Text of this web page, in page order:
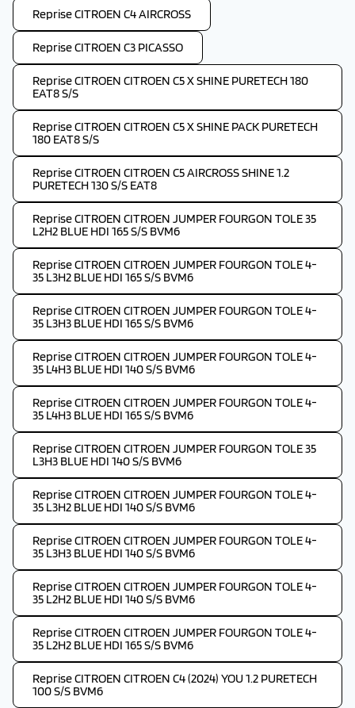
Reprise CITROEN C4 AIRCROSS
Reprise CITROEN C3 PICASSO
Reprise CITROEN CITROEN C5 X SHINE PURETECH 180
EAT8 S/S
Reprise CITROEN CITROEN C5 X SHINE PACK PURETECH
180 EAT8 S/S
Reprise CITROEN CITROEN C5 AIRCROSS SHINE 1.2
PURETECH 130 S/S EAT8
Reprise CITROEN CITROEN JUMPER FOURGON TOLE 35
L2H2 BLUE HDI 165 S/S BVM6
Reprise CITROEN CITROEN JUMPER FOURGON TOLE 4-
35 L3H2 BLUE HDI 165 S/S BVM6
Reprise CITROEN CITROEN JUMPER FOURGON TOLE 4-
35 L3H3 BLUE HDI 165 S/S BVM6
Reprise CITROEN CITROEN JUMPER FOURGON TOLE 4-
35 L4H3 BLUE HDI 140 S/S BVM6
Reprise CITROEN CITROEN JUMPER FOURGON TOLE 4-
35 L4H3 BLUE HDI 165 S/S BVM6
Reprise CITROEN CITROEN JUMPER FOURGON TOLE 35
L3H3 BLUE HDI 140 S/S BVM6
Reprise CITROEN CITROEN JUMPER FOURGON TOLE 4-
35 L3H2 BLUE HDI 140 S/S BVM6
Reprise CITROEN CITROEN JUMPER FOURGON TOLE 4-
35 L3H3 BLUE HDI 140 S/S BVM6
Reprise CITROEN CITROEN JUMPER FOURGON TOLE 4-
35 L2H2 BLUE HDI 140 S/S BVM6
Reprise CITROEN CITROEN JUMPER FOURGON TOLE 4-
35 L2H2 BLUE HDI 165 S/S BVM6
Reprise CITROEN CITROEN C4 (2024) YOU 1.2 PURETECH
100 S/S BVM6